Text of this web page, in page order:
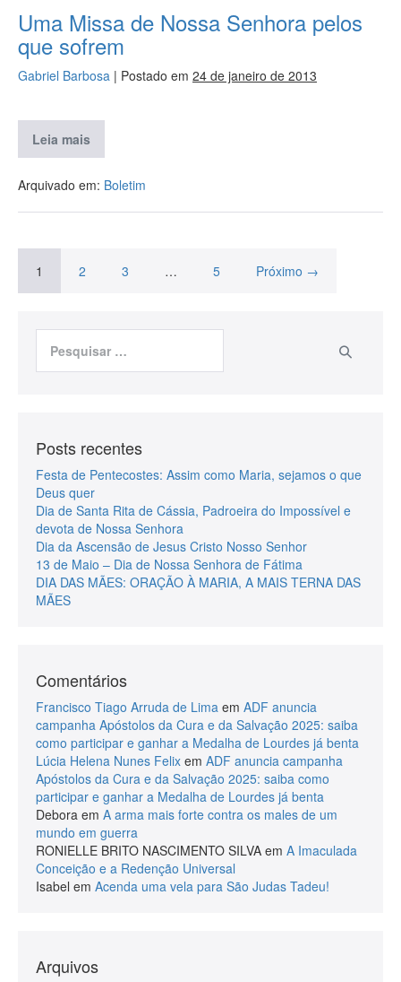
Uma Missa de Nossa Senhora pelos
que sofrem
Gabriel Barbosa | Postado em 24 de janeiro de 2013
Leia mais
Arquivado em: Boletim
1 2 3 … 5 Próximo →
Posts recentes
Festa de Pentecostes: Assim como Maria, sejamos o que
Deus quer
Dia de Santa Rita de Cássia, Padroeira do Impossível e
devota de Nossa Senhora
Dia da Ascensão de Jesus Cristo Nosso Senhor
13 de Maio – Dia de Nossa Senhora de Fátima
DIA DAS MÃES: ORAÇÃO À MARIA, A MAIS TERNA DAS
MÃES
Comentários
Francisco Tiago Arruda de Lima em ADF anuncia
campanha Apóstolos da Cura e da Salvação 2025: saiba
como participar e ganhar a Medalha de Lourdes já benta
Lúcia Helena Nunes Felix em ADF anuncia campanha
Apóstolos da Cura e da Salvação 2025: saiba como
participar e ganhar a Medalha de Lourdes já benta
Debora em A arma mais forte contra os males de um
mundo em guerra
RONIELLE BRITO NASCIMENTO SILVA em A Imaculada
Conceição e a Redenção Universal
Isabel em Acenda uma vela para São Judas Tadeu!
Arquivos